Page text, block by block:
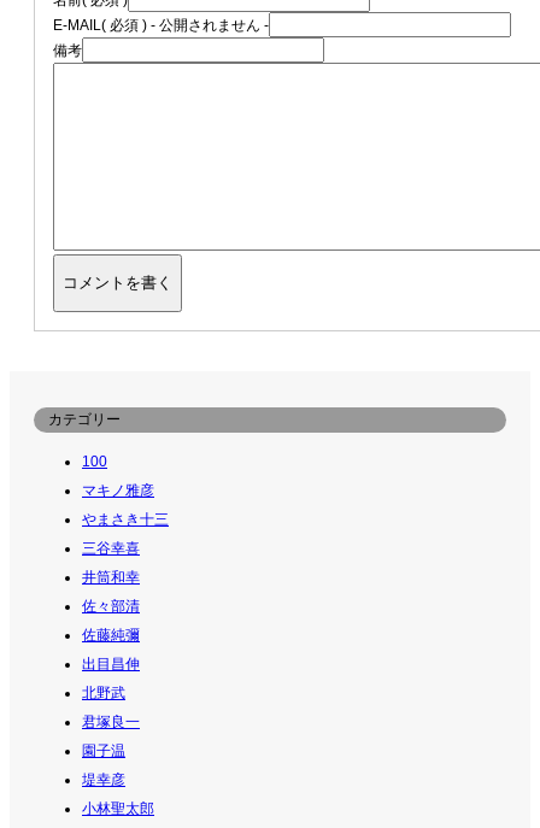
E-MAIL( 必須 ) - 公開されません -
備考
カテゴリー
100
マキノ雅彦
やまさき十三
三谷幸喜
井筒和幸
佐々部清
佐藤純彌
出目昌伸
北野武
君塚良一
園子温
堤幸彦
小林聖太郎